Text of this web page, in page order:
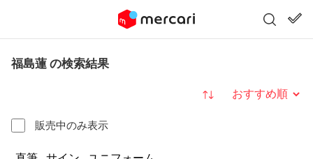
福島蓮 の検索結果
販売中のみ表示
並び替え